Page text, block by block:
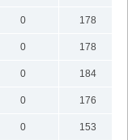
0
178
0
178
0
184
0
176
0
153